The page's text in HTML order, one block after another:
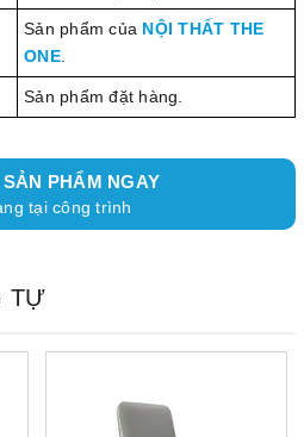
Sản phẩm của NỘI THẤT THE
ONE.
Sản phẩm đặt hàng.
PHẨM NGAY
tại công trình
TỰ